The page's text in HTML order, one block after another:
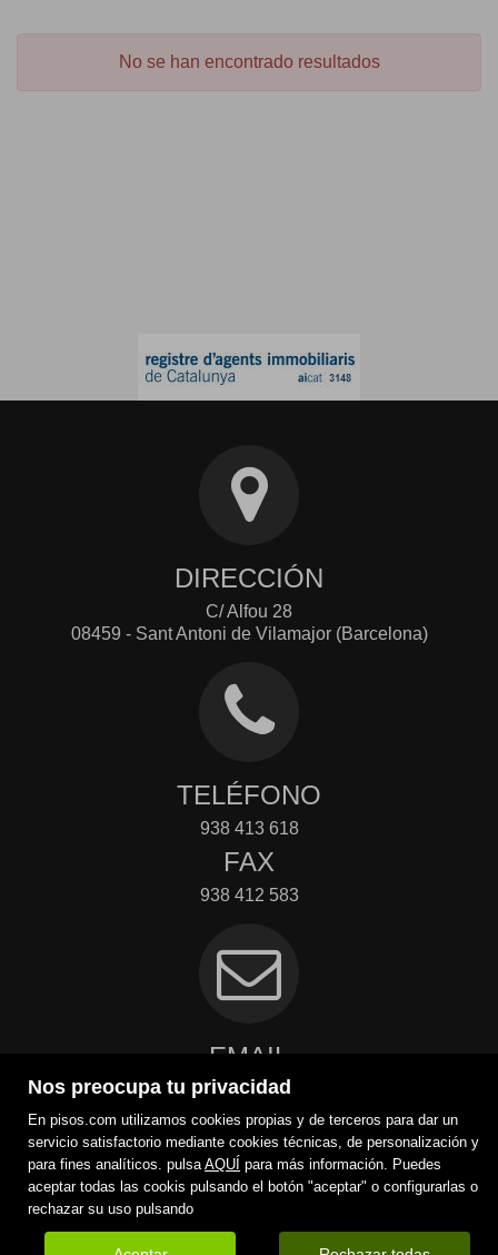
Nos preocupa tu privacidad
En pisos.com utilizamos cookies propias y de terceros para dar un
servicio satisfactorio mediante cookies técnicas, de personalización y
para fines analíticos. pulsaAQUÍ para más información. Puedes
aceptar todas las cookis pulsando el botón "aceptar" o configurarlas o
rechazar su uso pulsando
No se han encontrado resultados
DIRECCIÓN
C/ Alfou 28
08459 - Sant Antoni de Vilamajor (Barcelona)
TELÉFONO
938 413 618
FAX
938 412 583
EMAIL
fou@foufinques.com
Contactar